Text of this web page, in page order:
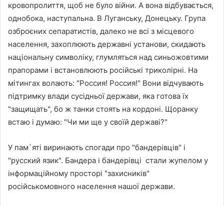
кровопролиття, щоб не було війни. А вона відбувається,
однобока, наступальна. В Луганську, Донецьку. Група
озброєних сепаратистів, далеко не всі з місцевого
населення, захоплюють державні установи, скидають
національну символіку, глумляться над синьожовтими
прапорами і встановлюють російські триколірні. На
мітингах волають: "Россия! Россия!" Вони відчувають
підтримку влади сусідньої держави, яка готова їх
"защищать", бо ж танки стоять на кордоні. Щоранку
встаю і думаю: "Чи ми ще у своїй державі?"
У пам`яті виринають спогади про "бандерівців" і
"русский язик". Бандера і бандерівці стали жупелом у
інформаційному просторі "захисників"
російськомовного населення нашої держави.